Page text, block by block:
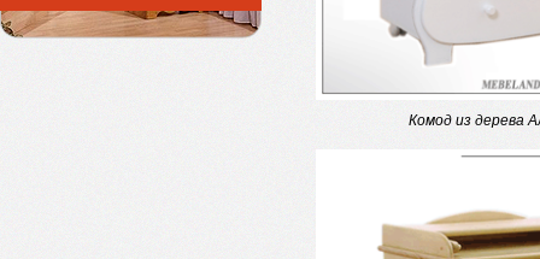
Комод из дерева